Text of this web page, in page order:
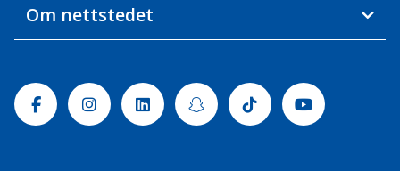
Om nettstedet
FacebookInstagramLinkedinSnapchatTiktok Youtube